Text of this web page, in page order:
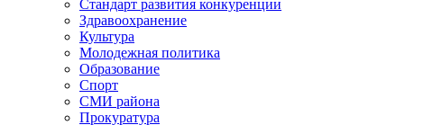
Стандарт развития конкуренции
Здравоохранение
Культура
Молодежная политика
Образование
Спорт
СМИ района
Прокуратура